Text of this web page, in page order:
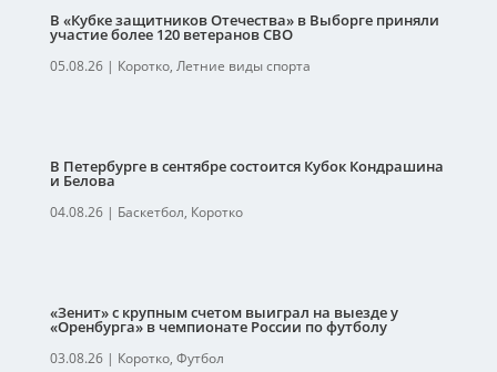
В «Кубке защитников Отечества» в Выборге приняли
участие более 120 ветеранов СВО
05.08.26| Коротко, Летние виды спорта
В Петербурге в сентябре состоится Кубок Кондрашина
и Белова
04.08.26| Баскетбол, Коротко
«Зенит» с крупным счетом выиграл на выезде у
«Оренбурга» в чемпионате России по футболу
03.08.26| Коротко, Футбол